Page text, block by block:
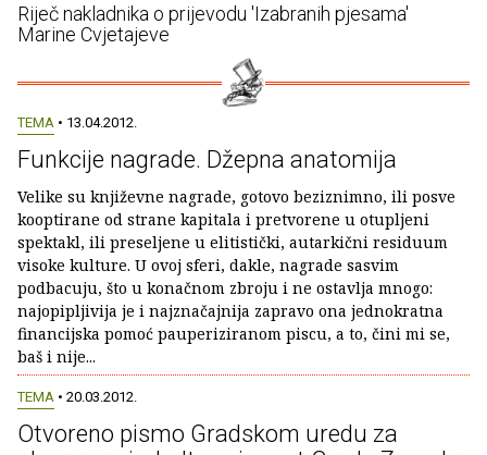
Riječ nakladnika o prijevodu 'Izabranih pjesama'
Marine Cvjetajeve
TEMA • 13.04.2012.
Funkcije nagrade. Džepna anatomija
Velike su književne nagrade, gotovo beziznimno, ili posve
kooptirane od strane kapitala i pretvorene u otupljeni
spektakl, ili preseljene u elitistički, autarkični residuum
visoke kulture. U ovoj sferi, dakle, nagrade sasvim
podbacuju, što u konačnom zbroju i ne ostavlja mnogo:
najopipljivija je i najznačajnija zapravo ona jednokratna
financijska pomoć pauperiziranom piscu, a to, čini mi se,
baš i nije...
TEMA • 20.03.2012.
Otvoreno pismo Gradskom uredu za